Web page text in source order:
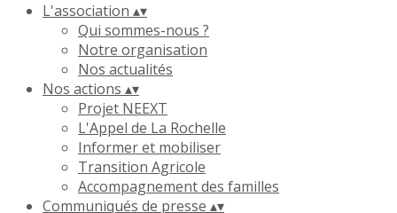
L'association ▴▾
Qui sommes-nous ?
Notre organisation
Nos actualités
Nos actions ▴▾
Projet NEEXT
L'Appel de La Rochelle
Informer et mobiliser
Transition Agricole
Accompagnement des familles
Communiqués de presse ▴▾